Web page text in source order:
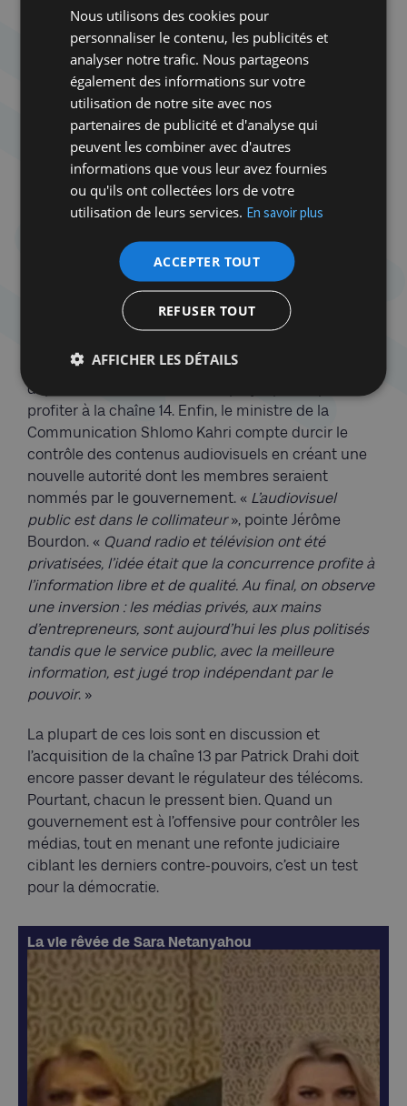
Trump, Netanyahou carbure à la colère contre la
gauche, les étrangers et « l’État profond ».
L’audiovisuel public dans le collimateur
Précisément, l’audiovisuel public est l’objet de
plusieurs réformes. La privatisation du
département Information de la chaîne publique
Kan est en cours. Réputé pour son indépendance
dans la couverture de la guerre à Gaza, il pourrait
dans les deux ans. Même fermeture annoncée pour
la très populaire radio de l’armée. Ici, aucune
logique commerciale mais la volonté encore une
fois de museler un média trop libre. Dans le même
les agences d’achat d’espace publicitaire peuvent
dépenser sur une chaîne ; un projet pensé pour
profiter à la chaîne 14. Enfin, le ministre de la
Communication Shlomo Kahri compte durcir le
contrôle des contenus audiovisuels en créant une
nouvelle autorité dont les membres seraient
nommés par le gouvernement. « L’audiovisuel
public est dans le collimateur», pointe Jérôme
Bourdon. « Quand radio et télévision ont été
privatisées, l’idée était que la concurrence profite à
l’information libre et de qualité. Au final, on observe
une inversion : les médias privés, aux mains
d’entrepreneurs, sont aujourd’hui les plus politisés
tandis que le service public, avec la meilleure
information, est jugé trop indépendant par le
pouvoir. »
La plupart de ces lois sont en discussion et
l’acquisition de la chaîne 13 par Patrick Drahi doit
encore passer devant le régulateur des télécoms.
Pourtant, chacun le pressent bien. Quand un
gouvernement est à l’offensive pour contrôler les
médias, tout en menant une refonte judiciaire
ciblant les derniers contre-pouvoirs, c’est un test
pour la démocratie.
La vie rêvée de Sara Netanyahou
Nous utilisons des cookies pour
personnaliser le contenu, les publicités et
analyser notre trafic. Nous partageons
également des informations sur votre
utilisation de notre site avec nos
partenaires de publicité et d'analyse qui
peuvent les combiner avec d'autres
informations que vous leur avez fournies
ou qu'ils ont collectées lors de votre
utilisation de leurs services. En savoir plus
ACCEPTER TOUT
REFUSER TOUT
AFFICHER LES DÉTAILS